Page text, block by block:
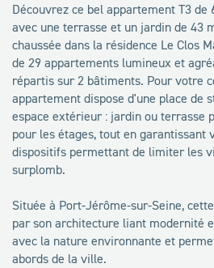
Découvrez ce bel appartement T3 de
avec une terrasse et un jardin de 43
chaussée dans la résidence Le Clos
de 29 appartements lumineux et
répartis sur 2 bâtiments. Pour votre
appartement dispose d'une place de
espace extérieur : jardin ou terrasse
pour les étages, tout en
dispositifs permettant de limiter les
surplomb.
Située à Port-Jérôme-sur-Seine,
par son architecture liant modernité
avec la nature environnante et
abords de la ville.